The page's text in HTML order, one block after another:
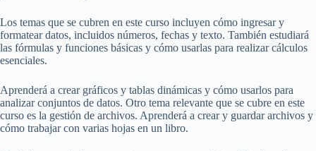
Los temas que se cubren en este curso incluyen cómo ingresar y
formatear datos, incluidos números, fechas y texto. También estudiará
las fórmulas y funciones básicas y cómo usarlas para realizar cálculos
esenciales.
Aprenderá a crear gráficos y tablas dinámicas y cómo usarlos para
analizar conjuntos de datos. Otro tema relevante que se cubre en este
curso es la gestión de archivos. Aprenderá a crear y guardar archivos y
cómo trabajar con varias hojas en un libro.